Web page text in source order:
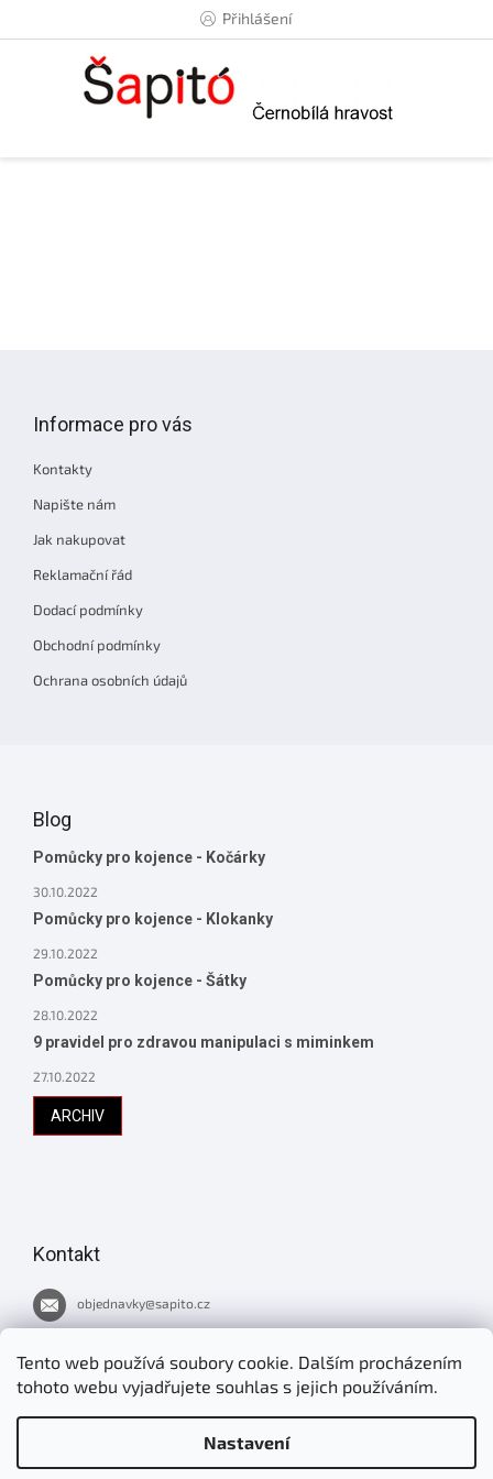
Tento web používá soubory cookie. Dalším procházením
tohoto webu vyjadřujete souhlas s jejich používáním.
Nastavení
Přihlášení
Informace pro vás
Kontakty
Napište nám
Jak nakupovat
Reklamační řád
Dodací podmínky
Obchodní podmínky
Ochrana osobních údajů
Blog
Pomůcky pro kojence - Kočárky
30.10.2022
Pomůcky pro kojence - Klokanky
29.10.2022
Pomůcky pro kojence - Šátky
28.10.2022
9 pravidel pro zdravou manipulaci s miminkem
27.10.2022
ARCHIV
Kontakt
objednavky@sapito.cz
Novinky v Šapitu